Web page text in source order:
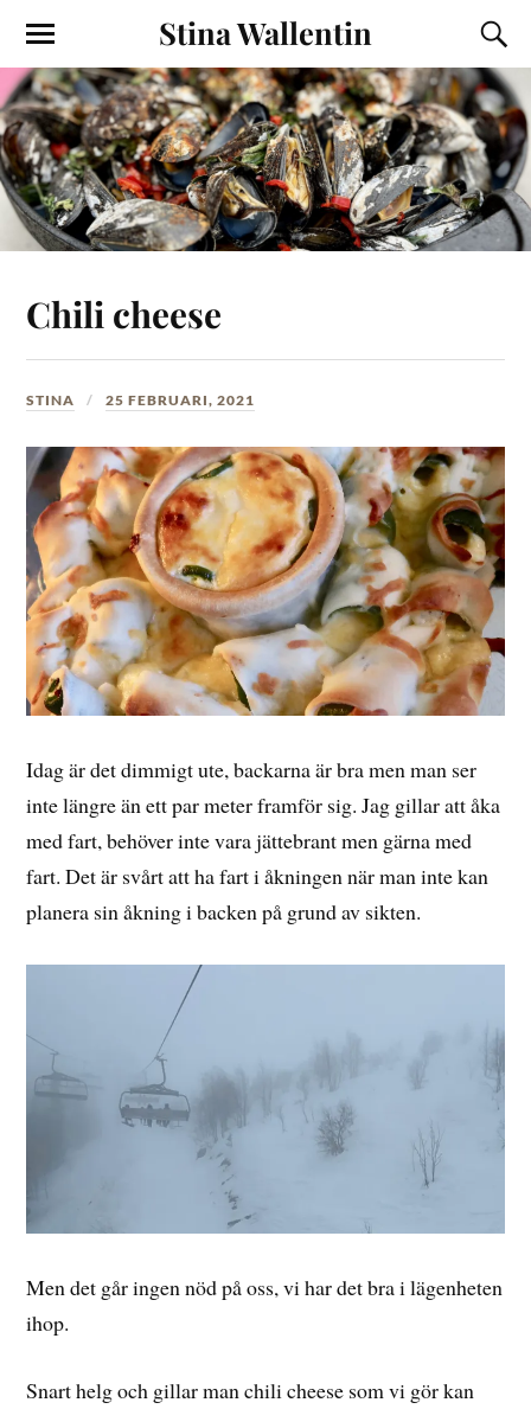
Stina Wallentin
Chili cheese
STINA 25 FEBRUARI, 2021
Idag är det dimmigt ute, backarna är bra men man ser
inte längre än ett par meter framför sig. Jag gillar att åka
med fart, behöver inte vara jättebrant men gärna med
fart. Det är svårt att ha fart i åkningen när man inte kan
planera sin åkning i backen på grund av sikten.
Men det går ingen nöd på oss, vi har det bra i lägenheten
ihop.
Snart helg och gillar man chili cheese som vi gör kan